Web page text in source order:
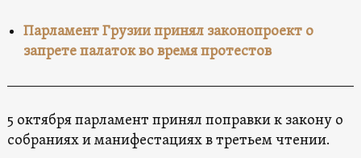
Парламент Грузии принял законопроект о
запрете палаток во время протестов
5 октября парламент принял поправки к закону о
собраниях и манифестациях в третьем чтении.